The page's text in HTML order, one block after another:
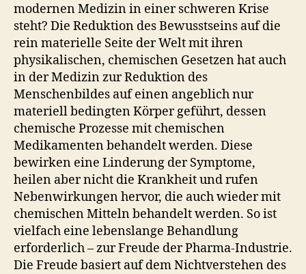
modernen Medizin in einer schweren Krise
steht? Die Reduktion des Bewusstseins auf die
rein materielle Seite der Welt mit ihren
physikalischen, chemischen Gesetzen hat auch
in der Medizin zur Reduktion des
Menschenbildes auf einen angeblich nur
materiell bedingten Körper geführt, dessen
chemische Prozesse mit chemischen
Medikamenten behandelt werden. Diese
bewirken eine Linderung der Symptome,
heilen aber nicht die Krankheit und rufen
Nebenwirkungen hervor, die auch wieder mit
chemischen Mitteln behandelt werden. So ist
vielfach eine lebenslange Behandlung
erforderlich – zur Freude der Pharma-Industrie.
Die Freude basiert auf dem Nichtverstehen des